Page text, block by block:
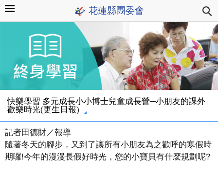
花蓮縣團委會
快樂學習 多元成長小小博士兒童成長營─小朋友的課外
歡樂時光(更生日報)
記者田德財／報導
隨著冬天的腳步，又到了讓所有小朋友為之歡呼的寒假時
期囉!今年的漫漫長假好時光，您的小寶貝有什麼規劃呢?